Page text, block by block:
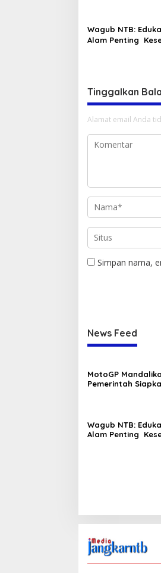
Wagub NTB:
Alam Penting
Tinggalkan
Alamat email Anda
Simpan nama,
News Feed
MotoGP
Pemerintah
Wagub NTB:
Alam Penting